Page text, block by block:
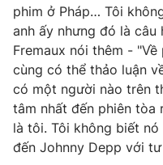
Ðiện thoại Thời báo VTV:
Email:toasoan@vtv.vn
Liên hệ quảng cáo:024-
phim ở Pháp… Tôi
anh ấy nhưng đó là câu
Fremaux nói thêm -
cùng có thể thảo luận
có một người nào trên
tâm nhất đến phiên tòa
là tôi. Tôi không biết
đến Johnny Depp với